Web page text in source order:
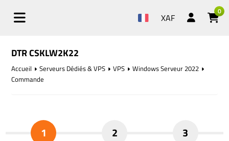
XAF
0
DTR CSKLW2K22
Accueil Serveurs Dédiés & VPS VPS
Windows Serveur 2022
Commande
1 2 3